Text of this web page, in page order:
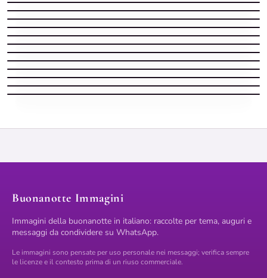
Buonanotte estiva
Buonanotte estiva con il mare e la luna sui tuoi sogni
Buonanotte estiva con luna piena tra i rami di gelsomino
Buonanotte Estiva stellata con mare
Buonanotte estiva
Buonanotte calda
Buonanotte estiva con luna piena tra fiori rossi notturni
Buonanotte estiva
Spiaggia notturno d'estate — buonanotte
Buonanotte estiva con barca sulla riva e luna piena sul mare
Buonanotte Immagini
Immagini della buonanotte in italiano: raccolte per tema, auguri e
messaggi da condividere su WhatsApp.
Le immagini sono pensate per uso personale nei messaggi; verifica sempre
le licenze e il contesto prima di un riuso commerciale.